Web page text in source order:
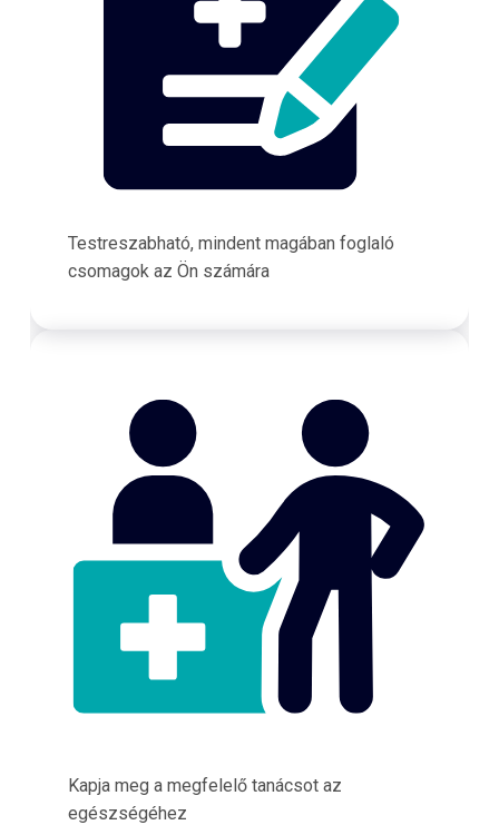
Testreszabható, mindent magában foglaló
csomagok az Ön számára
Kapja meg a megfelelő tanácsot az
egészségéhez